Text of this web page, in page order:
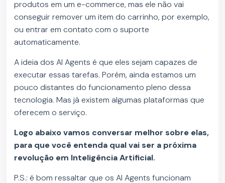
produtos em um e-commerce, mas ele não vai
conseguir remover um item do carrinho, por exemplo,
ou entrar em contato com o suporte
automaticamente.
A ideia dos AI Agents é que eles sejam capazes de
executar essas tarefas. Porém, ainda estamos um
pouco distantes do funcionamento pleno dessa
tecnologia. Mas já existem algumas plataformas que
oferecem o serviço.
Logo abaixo vamos conversar melhor sobre elas,
para que você entenda qual vai ser a próxima
revolução em Inteligência Artificial.
P.S.: é bom ressaltar que os AI Agents funcionam